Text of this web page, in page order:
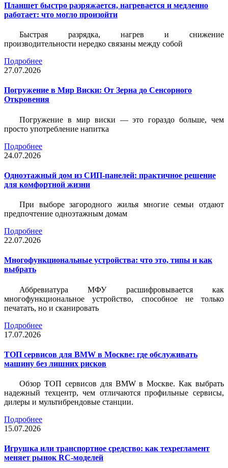
Планшет быстро разряжается, нагревается и медленно
работает: что могло произойти
Быстрая разрядка, нагрев и снижение
производительности нередко связаны между собой
Подробнее
27.07.2026
Погружение в Мир Виски: От Зерна до Сенсорного
Откровения
Погружение в мир виски — это гораздо больше, чем
просто употребление напитка
Подробнее
24.07.2026
Одноэтажный дом из СИП-панелей: практичное решение
для комфортной жизни
При выборе загородного жилья многие семьи отдают
предпочтение одноэтажным домам
Подробнее
22.07.2026
Многофункциональные устройства: что это, типы и как
выбрать
Аббревиатура МФУ расшифровывается как
многофункциональное устройство, способное не только
печатать, но и сканировать
Подробнее
17.07.2026
ТОП сервисов для BMW в Москве: где обслуживать
машину без лишних рисков
Обзор ТОП сервисов для BMW в Москве. Как выбрать
надежный техцентр, чем отличаются профильные сервисы,
дилеры и мультибрендовые станции.
Подробнее
15.07.2026
Игрушка или транспортное средство: как техрегламент
меняет рынок RC-моделей